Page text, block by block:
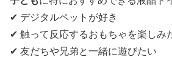
✔ デジタルペットが好き
✔ 触って反応するおもちゃを楽しみ
✔ 友だちや兄弟と一緒に遊びたい